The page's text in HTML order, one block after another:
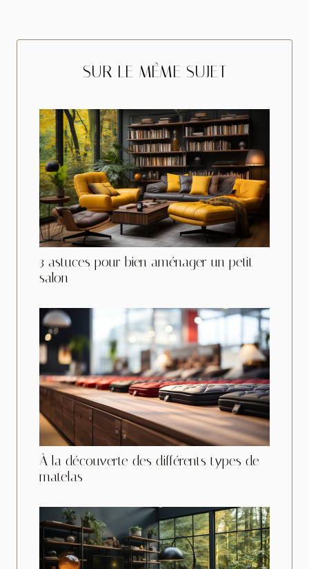
SUR LE MÊME SUJET
3 astuces pour bien aménager un petit
salon
À la découverte des différents types de
matelas